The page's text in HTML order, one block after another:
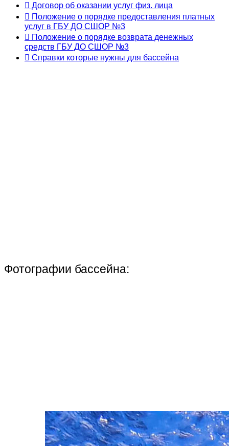
Договор об оказании услуг физ. лица
Положение о порядке предоставления платных
услуг в ГБУ ДО СШОР №3
Положение о порядке возврата денежных
средств ГБУ ДО СШОР №3
Справки которые нужны для бассейна
Фотографии бассейна: